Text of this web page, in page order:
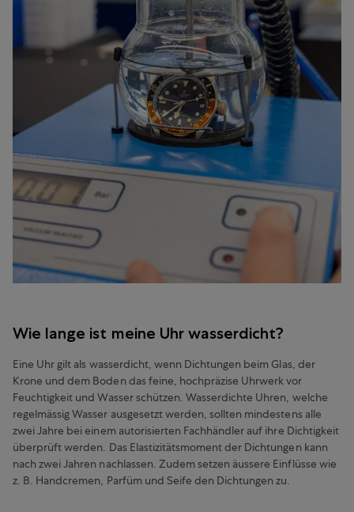
Wie lange ist meine Uhr wasserdicht?
Eine Uhr gilt als wasserdicht, wenn Dichtungen beim Glas, der
Krone und dem Boden das feine, hochpräzise Uhrwerk vor
Feuchtigkeit und Wasser schützen. Wasserdichte Uhren, welche
regelmässig Wasser ausgesetzt werden, sollten mindestens alle
zwei Jahre bei einem autorisierten Fachhändler auf ihre Dichtigkeit
überprüft werden. Das Elastizitätsmoment der Dichtungen kann
nach zwei Jahren nachlassen. Zudem setzen äussere Einflüsse wie
z. B. Handcremen, Parfüm und Seife den Dichtungen zu.